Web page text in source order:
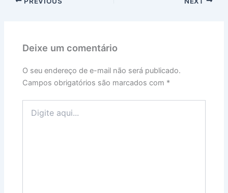
Deixe um comentário
O seu endereço de e-mail não será publicado.
Campos obrigatórios são marcados com *
aqui...